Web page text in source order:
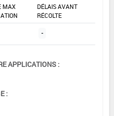
MAX
DÉLAIS AVANT
RÉCOLTE
-
APPLICATIONS :
: